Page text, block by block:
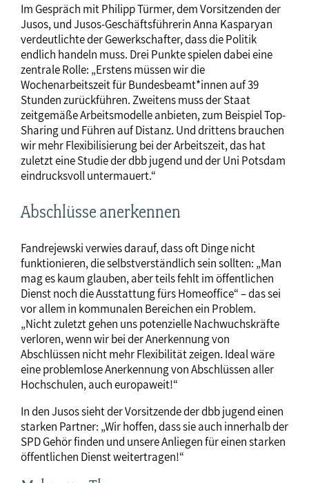
Im Gespräch mit Philipp Türmer, dem Vorsitzenden der
Jusos, und Jusos-Geschäftsführerin Anna Kasparyan
verdeutlichte der Gewerkschafter, dass die Politik
endlich handeln muss. Drei Punkte spielen dabei eine
zentrale Rolle: „Erstens müssen wir die
Wochenarbeitszeit für Bundesbeamt*innen auf 39
Stunden zurückführen. Zweitens muss der Staat
zeitgemäße Arbeitsmodelle anbieten, zum Beispiel Top-
Sharing und Führen auf Distanz. Und drittens brauchen
wir mehr Flexibilisierung bei der Arbeitszeit, das hat
zuletzt eine Studie der dbb jugend und der Uni Potsdam
eindrucksvoll untermauert.“
Abschlüsse anerkennen
Fandrejewski verwies darauf, dass oft Dinge nicht
funktionieren, die selbstverständlich sein sollten: „Man
mag es kaum glauben, aber teils fehlt im öffentlichen
Dienst noch die Ausstattung fürs Homeoffice“ – das sei
vor allem in kommunalen Bereichen ein Problem.
„Nicht zuletzt gehen uns potenzielle Nachwuchskräfte
verloren, wenn wir bei der Anerkennung von
Abschlüssen nicht mehr Flexibilität zeigen. Ideal wäre
eine problemlose Anerkennung von Abschlüssen aller
Hochschulen, auch europaweit!“
In den Jusos sieht der Vorsitzende der dbb jugend einen
starken Partner: „Wir hoffen, dass sie auch innerhalb der
SPD Gehör finden und unsere Anliegen für einen starken
öffentlichen Dienst weitertragen!“